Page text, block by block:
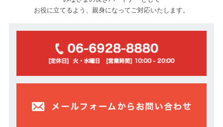
お役に立てるよう、親身になってご対応いたします。